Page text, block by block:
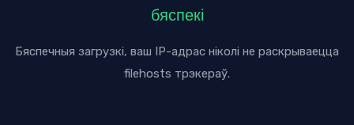
бяспекі
Бяспечныя загрузкі, ваш IP-адрас ніколі не раскрываецца
filehosts трэкераў.